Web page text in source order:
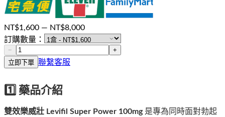
NT$1,600 — NT$8,000
訂購數量：
−
+
立即下單 聯繫客服
1️⃣ 藥品介紹
雙效樂威壯 Levifil Super Power 100mg是專為同時面對勃起